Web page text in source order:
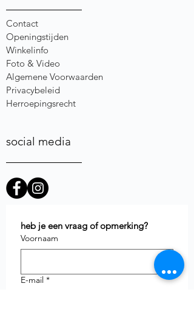
Contact
Openingstijden
Winkelinfo
Foto & Video
Algemene Voorwaarden
Privacybeleid
Herroepingsrecht
social media
heb je een vraag of opmerking?
Voornaam
E-mail *